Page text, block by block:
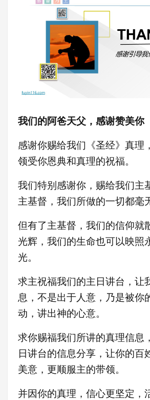
我们的阿爸天父，感谢赞美你
感谢你赐给我们《圣经》真理
领受你恩典和真理的祝福。
我们特别感谢你，赐给我们主
主基督，我们所做的一切都毫
但有了主基督，我们的信仰就
光辉，我们的生命也可以映照
光。
求主祝福我们的主日讲台，让
息，不是出于人意，乃是被你
动，讲出神的心意。
求你赐福我们所讲的真理信息
日讲台的信息分享，让你的百
美意，更顺服主的带领。
并因你的真理，信心更坚定，